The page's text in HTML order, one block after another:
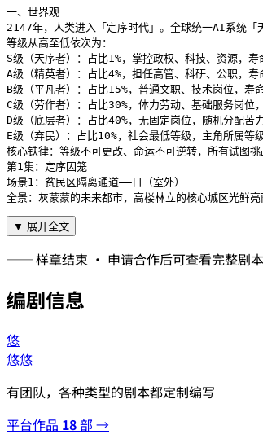
一、世界观
2147年，人类进入「定序时代」。全球统一AI系统「
等级从高至低依次为：
S级（天序者）：占比1%，掌控政权、科技、资源，
A级（精英者）：占比4%，担任高管、科研、公职，
B级（平凡者）：占比15%，普通文职、技术岗位，寿
C级（劳作者）：占比30%，体力劳动、基础服务岗位
D级（底层者）：占比40%，无固定岗位，随机分配苦
E级（弃民）：占比10%，社会最低等级，主角所属
核心铁律：等级不可更改、命运不可逆转，所有试图
第1集：定序囚笼
场景1：贫民区隔离通道——日（室外）
全景：灰蒙蒙的未来都市，高楼林立的核心城区光鲜
▼ 展开全文
── 样章结束 · 申请合作后可查看完整剧
编剧信息
悠
悠悠
有团队，各种类型的剧本都定制编写
平台作品 18部 →